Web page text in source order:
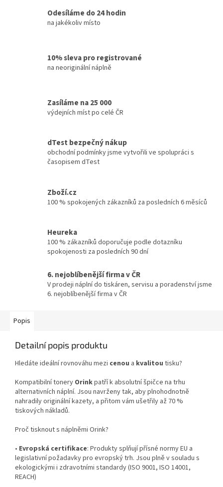
Odesíláme do 24 hodin
na jakékoliv místo
10% sleva pro registrované
na neoriginální náplně
Zasíláme na 25 000
výdejních míst po celé ČR
dTest bezpečný nákup
obchodní podmínky jsme vytvořili ve spolupráci s
časopisem dTest
Zboží.cz
100 % spokojených zákazníků za posledních 6 měsíců
Heureka
100 % zákazníků doporučuje podle dotazníku
spokojenosti za posledních 90 dní
6. nejoblíbenější firma v ČR
V prodeji náplní do tiskáren, servisu a poradenství jsme
6. nejoblíbenější firma v ČR
Popis
Detailní popis produktu
Hledáte ideální rovnováhu mezi cenou a kvalitou tisku?
Kompatibilní tonery Orinkpatří k absolutní špičce na trhu
alternativních náplní. Jsou navrženy tak, aby plnohodnotně
nahradily originální kazety, a přitom vám ušetřily až 70 %
tiskových nákladů.
Proč tisknout s náplněmi Orink?
• Evropská certifikace: Produkty splňují přísné normy EU a
legislativní požadavky pro evropský trh. Jsou plně v souladu s
ekologickými i zdravotními standardy (ISO 9001, ISO 14001,
REACH)